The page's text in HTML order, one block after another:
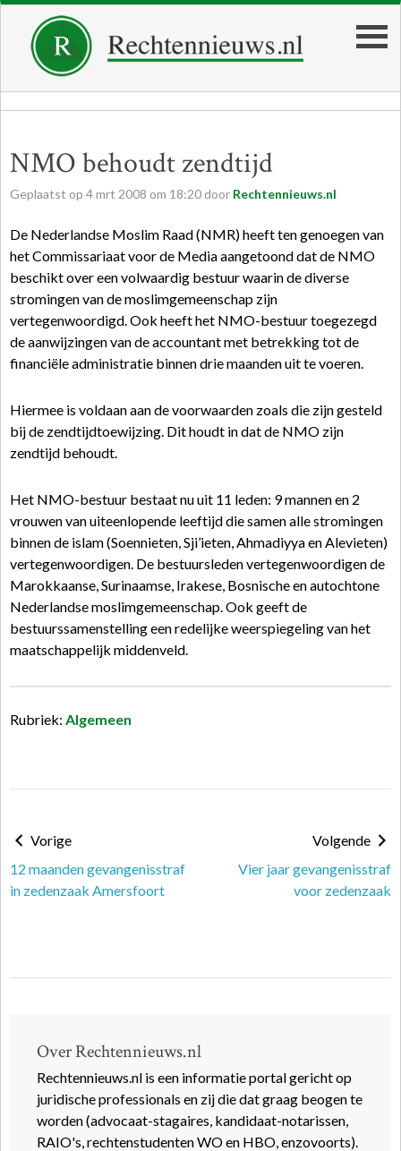
NMO behoudt zendtijd
Geplaatst op 4mrt 2008 om 18:20 door Rechtennieuws.nl
De Nederlandse Moslim Raad (NMR) heeft ten genoegen van
het Commissariaat voor de Media aangetoond dat de NMO
beschikt over een volwaardig bestuur waarin de diverse
stromingen van de moslimgemeenschap zijn
vertegenwoordigd. Ook heeft het NMO-bestuur toegezegd
de aanwijzingen van de accountant met betrekking tot de
financiële administratie binnen drie maanden uit te voeren.
Hiermee is voldaan aan de voorwaarden zoals die zijn gesteld
bij de zendtijdtoewijzing. Dit houdt in dat de NMO zijn
zendtijd behoudt.
Het NMO-bestuur bestaat nu uit 11 leden: 9 mannen en 2
vrouwen van uiteenlopende leeftijd die samen alle stromingen
binnen de islam (Soennieten, Sji’ieten, Ahmadiyya en Alevieten)
vertegenwoordigen. De bestuursleden vertegenwoordigen de
Marokkaanse, Surinaamse, Irakese, Bosnische en autochtone
Nederlandse moslimgemeenschap. Ook geeft de
bestuurssamenstelling een redelijke weerspiegeling van het
maatschappelijk middenveld.
Rubriek: Algemeen
Vorige
12 maanden gevangenisstraf
in zedenzaak Amersfoort
Volgende
Vier jaar gevangenisstraf
voor zedenzaak
Over Rechtennieuws.nl
Rechtennieuws.nl is een informatie portal gericht op
juridische professionals en zij die dat graag beogen te
worden (advocaat-stagaires, kandidaat-notarissen,
RAIO's, rechtenstudenten WO en HBO, enzovoorts).